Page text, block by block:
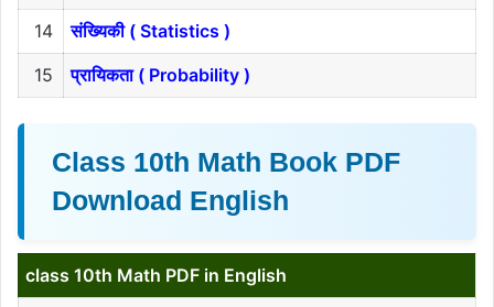
14
संख्यिकी ( Statistics )
15
प्रायिकता ( Probability )
Class 10th Math Book PDF
Download English
class 10th Math PDF in English